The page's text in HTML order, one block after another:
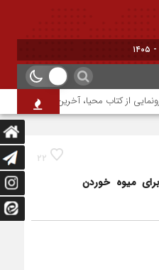
از کتاب محیا، آخرین اثر نویسنده
22
میوه خوردن